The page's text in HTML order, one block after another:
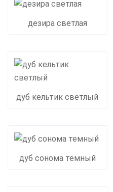
дезира светлая
дуб кельтик светлый
дуб сонома темный